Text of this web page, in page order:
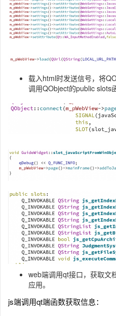
载入html时发送信号，将
调用QObject的public slots
web端调用qt接口，获取文
应用。
js端调用qt端函数获取信息：